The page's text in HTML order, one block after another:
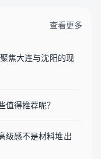
查看更多
焦大连与沈阳的现
得推荐呢？
级感不是材料堆出